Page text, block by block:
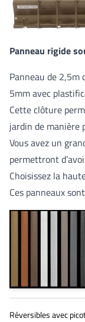
Panneau rigide
Panneau de 2,5m
5mm avec
Cette clôture
jardin de manière
Vous avez un
permettront
Choisissez la
Ces panneaux
Réversibles avec